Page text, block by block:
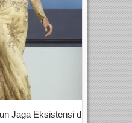
Jaga Eksistensi di